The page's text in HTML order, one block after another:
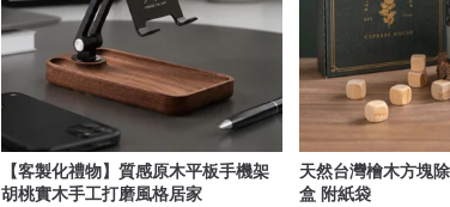
【客製化禮物】質感原木平板手機架
胡桃實木手工打磨風格居家
天然台灣檜木方塊
盒 附紙袋